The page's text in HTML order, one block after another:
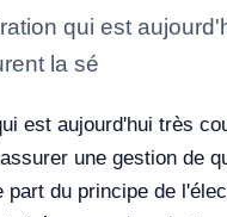
qui est
la sé
est aujourd'hui très
une gestion de
du principe de